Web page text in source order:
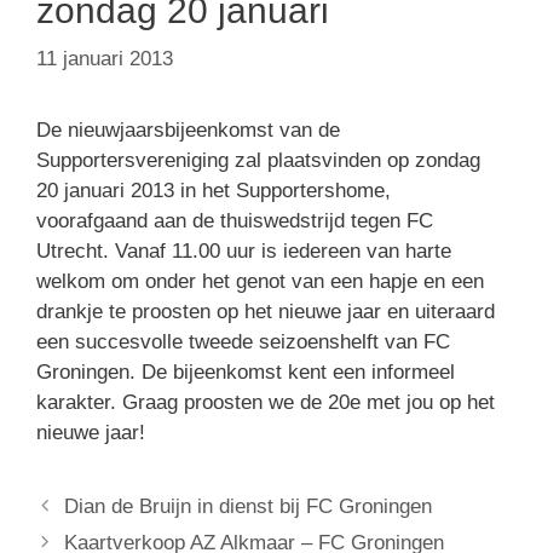
zondag 20 januari
11 januari 2013
De nieuwjaarsbijeenkomst van de
Supportersvereniging zal plaatsvinden op zondag
20 januari 2013 in het Supportershome,
voorafgaand aan de thuiswedstrijd tegen FC
Utrecht. Vanaf 11.00 uur is iedereen van harte
welkom om onder het genot van een hapje en een
drankje te proosten op het nieuwe jaar en uiteraard
een succesvolle tweede seizoenshelft van FC
Groningen. De bijeenkomst kent een informeel
karakter. Graag proosten we de 20e met jou op het
nieuwe jaar!
Dian de Bruijn in dienst bij FC Groningen
Kaartverkoop AZ Alkmaar – FC Groningen